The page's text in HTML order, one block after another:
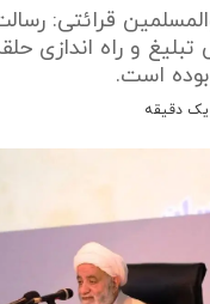
قرائتی:
و راه اندازی
است.
یک دقیقه